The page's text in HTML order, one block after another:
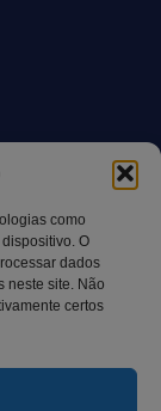
como
O
dados
neste site. Não
certos